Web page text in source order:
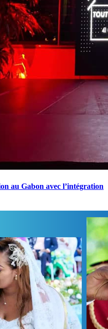
au Gabon avec l’intégration